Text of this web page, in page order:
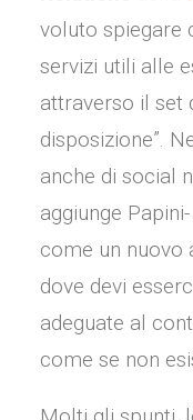
voluto spiegare
servizi utili alle
attraverso il set
disposizione”.
anche di social
aggiunge
come un nuovo
dove devi
adeguate al
come se non